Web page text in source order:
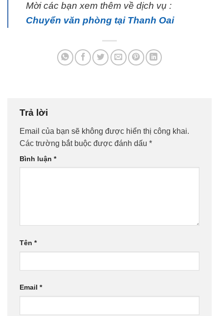
Mời các bạn xem thêm về dịch vụ :
Chuyển văn phòng tại Thanh Oai
Trả lời
Email của bạn sẽ không được hiển thị công khai.
Các trường bắt buộc được đánh dấu *
Bình luận *
Tên *
Email *